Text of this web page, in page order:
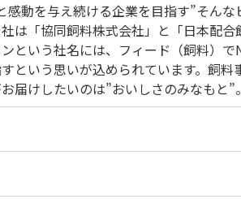
感動を与え続ける企業を目指す”そん
は「協同飼料株式会社」と「日本配
という社名には、フィード（飼料）
という思いが込められています。飼
届けしたいのは”おいしさのみなもと”。